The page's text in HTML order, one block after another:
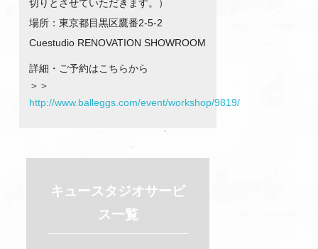
切りとさせていただきます。）
場所：東京都目黒区鷹番2-5-2
Cuestudio RENOVATION SHOWROOM
詳細・ご予約はこちらから
＞＞
http://www.balleggs.com/event/workshop/9819/
キュースタジオサービ
ス一覧